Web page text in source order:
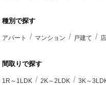
種別で探す
アパート マンション 戸建て
間取りで探す
1R～1LDK 2K～2LDK 3K～